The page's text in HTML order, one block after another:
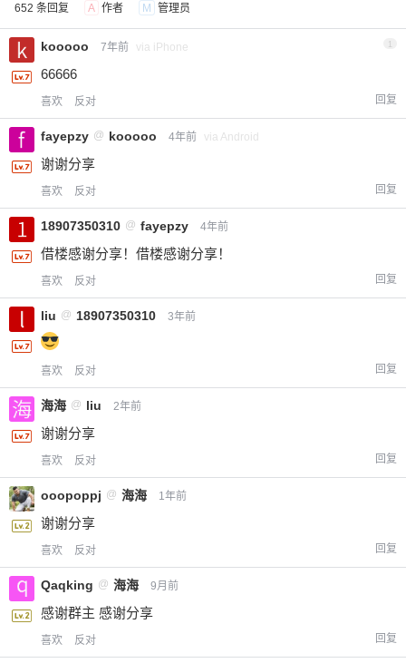
652 条回复 A 作者 M 管理员
kooooo 7年前 via iPhone
66666
喜欢 反对 回复
fayepzy @ kooooo 4年前 via Android
谢谢分享
喜欢 反对 回复
18907350310 @ fayepzy 4年前
借楼感谢分享！借楼感谢分享！
喜欢 反对 回复
liu @ 18907350310 3年前
喜欢 反对 回复
海海 @ liu 2年前
谢谢分享
喜欢 反对 回复
ooopoppj @ 海海 1年前
谢谢分享
喜欢 反对 回复
Qaqking @ 海海 9月前
感谢群主 感谢分享
喜欢 反对 回复